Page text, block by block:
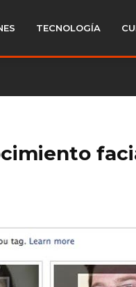
TECNOLOGÍA